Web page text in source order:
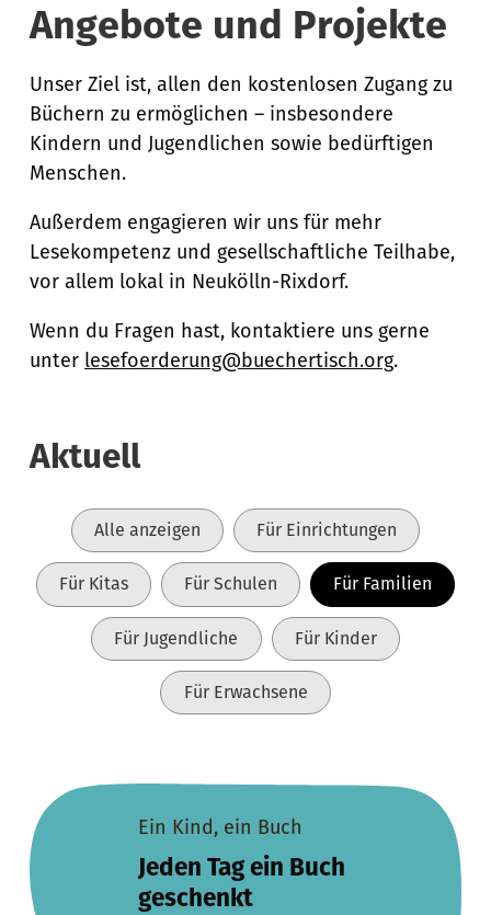
Angebote und Projekte
Unser Ziel ist, allen den kostenlosen Zugang zu
Büchern zu ermöglichen – insbesondere
Kindern und Jugendlichen sowie bedürftigen
Menschen.
Außerdem engagieren wir uns für mehr
Lesekompetenz und gesellschaftliche Teilhabe,
vor allem lokal in Neukölln-Rixdorf.
Wenn du Fragen hast, kontaktiere uns gerne
unter lesefoerderung@buechertisch.org.
Aktuell
Alle anzeigen Für Einrichtungen
Für Kitas Für Schulen Für Familien
Für Jugendliche Für Kinder
Für Erwachsene
Ein Kind, ein Buch
Jeden Tag ein Buch
geschenkt